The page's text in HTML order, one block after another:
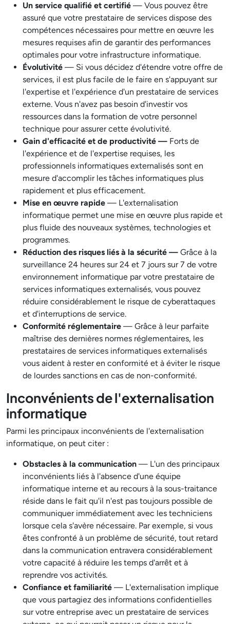
Un service qualifié et certifié — Vous pouvez être
assuré que votre prestataire de services dispose des
compétences nécessaires pour mettre en œuvre les
mesures requises afin de garantir des performances
optimales pour votre infrastructure informatique.
Évolutivité — Si vous décidez d'étendre votre offre de
services, il est plus facile de le faire en s'appuyant sur
l'expertise et l'expérience d'un prestataire de services
externe. Vous n'avez pas besoin d'investir vos
ressources dans la formation de votre personnel
technique pour assurer cette évolutivité.
Gain d'efficacité et de productivité — Forts de
l'expérience et de l'expertise requises, les
professionnels informatiques externalisés sont en
mesure d'accomplir les tâches informatiques plus
rapidement et plus efficacement.
Mise en œuvre rapide — L'externalisation
informatique permet une mise en œuvre plus rapide et
plus fluide des nouveaux systèmes, technologies et
programmes.
Réduction des risques liés à la sécurité — Grâce à la
surveillance 24 heures sur 24 et 7 jours sur 7 de votre
environnement informatique par votre prestataire de
services informatiques externalisés, vous pouvez
réduire considérablement le risque de cyberattaques
et d'interruptions de service.
Conformité réglementaire — Grâce à leur parfaite
maîtrise des dernières normes réglementaires, les
prestataires de services informatiques externalisés
vous aident à rester en conformité et à éviter le risque
de lourdes sanctions en cas de non-conformité.
Inconvénients de l'externalisation
informatique
Parmi les principaux inconvénients de l'externalisation
informatique, on peut citer :
Obstacles à la communication — L'un des principaux
inconvénients liés à l'absence d'une équipe
informatique interne et au recours à la sous-traitance
réside dans le fait qu'il n'est pas toujours possible de
communiquer immédiatement avec les techniciens
lorsque cela s'avère nécessaire. Par exemple, si vous
êtes confronté à un problème de sécurité, tout retard
dans la communication entravera considérablement
votre capacité à réduire les temps d'arrêt et à
reprendre vos activités.
Confiance et familiarité — L'externalisation implique
que vous partagiez des informations confidentielles
sur votre entreprise avec un prestataire de services